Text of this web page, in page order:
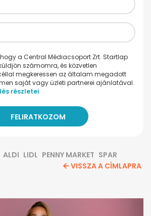
a Central Médiacsoport Zrt. Startlap
számomra, és közvetlen
megkeressen az általam megadott
saját vagy üzleti partnerei ajánlatával.
részletei
ALDI LIDL PENNY MARKET SPAR
VISSZA A CÍMLAPRA